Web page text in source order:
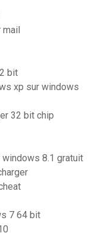
bit
xp sur windows
32 bit chip
8.1 gratuit
7 64 bit